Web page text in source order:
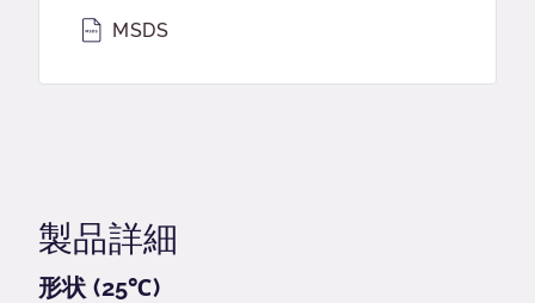
MSDS
製品詳細
形状 (25℃)